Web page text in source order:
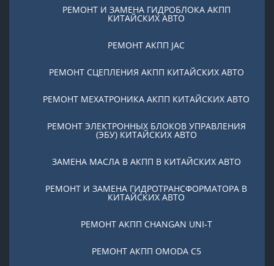
РЕМОНТ И ЗАМЕНА ГИДРОБЛОКА АКПП
КИТАЙСКИХ АВТО
РЕМОНТ АКПП JAC
РЕМОНТ СЦЕПЛЕНИЯ АКПП КИТАЙСКИХ АВТО
РЕМОНТ МЕХАТРОНИКА АКПП КИТАЙСКИХ АВТО
РЕМОНТ ЭЛЕКТРОННЫХ БЛОКОВ УПРАВЛЕНИЯ
(ЭБУ) КИТАЙСКИХ АВТО
ЗАМЕНА МАСЛА В АКПП В КИТАЙСКИХ АВТО
РЕМОНТ И ЗАМЕНА ГИДРОТРАНСФОРМАТОРА В
КИТАЙСКИХ АВТО
РЕМОНТ АКПП CHANGAN UNI-T
РЕМОНТ АКПП OMODA C5